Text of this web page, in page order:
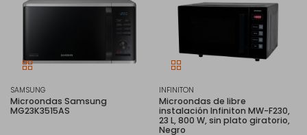
SAMSUNG
Microondas Samsung
MG23K3515AS
INFINITON
Microondas de libre
instalación Infiniton MW-F230,
23 L, 800 W, sin plato giratorio,
Negro